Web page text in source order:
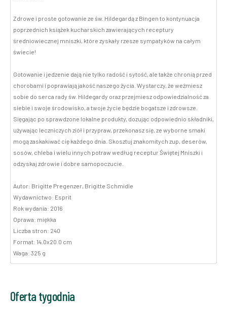
Zdrowe i proste gotowanie ze św. Hildegardą z Bingen to kontynuacja
poprzednich książek kucharskich zawierających receptury
średniowiecznej mniszki, które zyskały rzesze sympatyków na całym
świecie!
Gotowanie i jedzenie dają nie tylko radość i sytość, ale także chronią przed
chorobami i poprawiają jakość naszego życia. Wystarczy, że weźmiesz
sobie do serca rady św. Hildegardy oraz przejmiesz odpowiedzialność za
siebie i swoje środowisko, a twoje życie będzie bogatsze i zdrowsze.
Sięgając po sprawdzone lokalne produkty, dozując odpowiednio składniki,
używając leczniczych ziół i przypraw, przekonasz się, ze wyborne smaki
mogą zaskakiwać cię każdego dnia. Skosztuj znakomitych zup, deserów,
sosów, chleba i wielu innych potraw według receptur Świętej Mniszki i
odzyskaj zdrowie i dobre samopoczucie.
Autor: Brigitte Pregenzer, Brigitte Schmidle
Wydawnictwo: Esprit
Rok wydania: 2016
Oprawa: miękka
Liczba stron: 240
Format: 14.0x20.0 cm
Waga: 325 g
Oferta tygodnia